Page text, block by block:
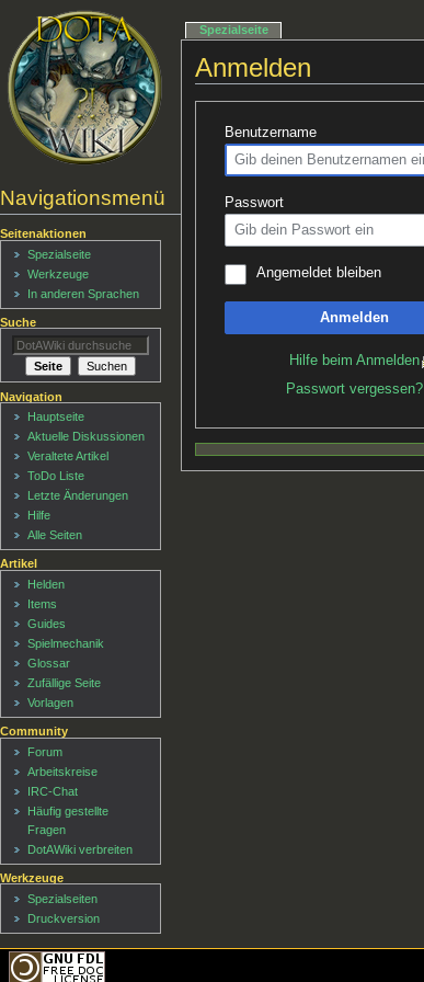
Anmelden
Benutzername
Passwort
Angemeldet bleiben
Anmelden
Hilfe beim Anmelden
Passwort vergessen?
Navigationsmenü
Spezialseite
Seitenaktionen
Spezialseite
Werkzeuge
In anderen Sprachen
Suche
Navigation
Hauptseite
Aktuelle Diskussionen
Veraltete Artikel
ToDo Liste
Letzte Änderungen
Hilfe
Alle Seiten
Artikel
Helden
Items
Guides
Spielmechanik
Glossar
Zufällige Seite
Vorlagen
Community
Forum
Arbeitskreise
IRC-Chat
Häufig gestellte
Fragen
DotAWiki verbreiten
Werkzeuge
Spezialseiten
Druckversion